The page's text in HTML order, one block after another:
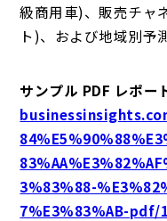
級商用車)、販売チャ
ト)、および地域別予
サンプル PDF レポー
3%83%88-
7%E3%83%AB-pdf/